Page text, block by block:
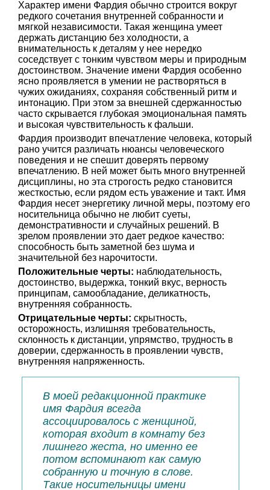
Характер имени Фардия обычно строится вокруг
редкого сочетания внутренней собранности и
мягкой независимости. Такая женщина умеет
держать дистанцию без холодности, а
внимательность к деталям у нее нередко
соседствует с тонким чувством меры и природным
достоинством. Значение имени Фардия особенно
ясно проявляется в умении не растворяться в
чужих ожиданиях, сохраняя собственный ритм и
интонацию. При этом за внешней сдержанностью
часто скрывается глубокая эмоциональная память
и высокая чувствительность к фальши.
Фардия производит впечатление человека, который
рано учится различать нюансы человеческого
поведения и не спешит доверять первому
впечатлению. В ней может быть много внутренней
дисциплины, но эта строгость редко становится
жесткостью, если рядом есть уважение и такт. Имя
Фардия несет энергетику личной меры, поэтому его
носительница обычно не любит суеты,
демонстративности и случайных решений. В
зрелом проявлении это дает редкое качество:
способность быть заметной без шума и
значительной без нарочитости.
Положительные черты: наблюдательность,
достоинство, выдержка, тонкий вкус, верность
принципам, самообладание, деликатность,
внутренняя собранность.
Отрицательные черты: скрытность,
осторожность, излишняя требовательность,
склонность к дистанции, упрямство, трудность в
доверии, сдержанность в проявлении чувств,
внутренняя напряженность.
В моей редакционной практике
имя Фардия всегда
ассоциировалось с женщиной,
которая входит в комнату без
лишнего жеста, но именно ее
потом вспоминают как самую
собранную и точную в слове.
Такие носительницы имени